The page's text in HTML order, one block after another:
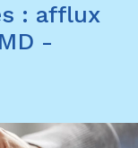
: afflux
-